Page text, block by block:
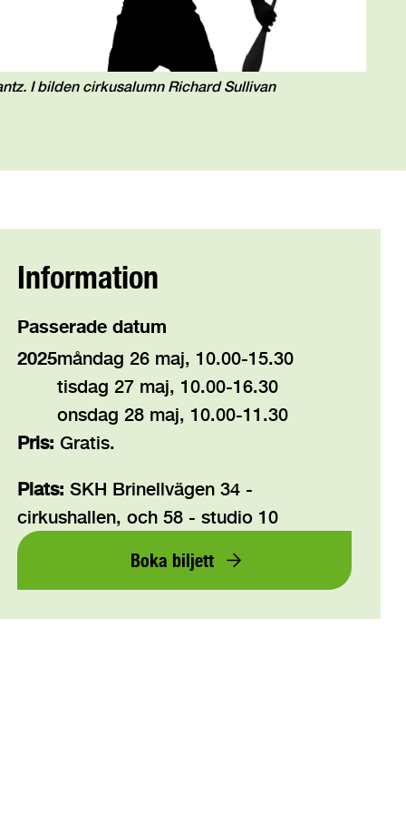
I bilden cirkusalumn Richard Sullivan
Information
Passerade datum
2025måndag 26 maj, 10.00-15.30
tisdag 27 maj, 10.00-16.30
onsdag 28 maj, 10.00-11.30
Pris: Gratis.
Plats: SKH Brinellvägen 34 -
cirkushallen, och 58 - studio 10
Boka biljett